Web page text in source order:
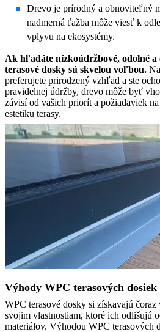
Drevo je prírodný a obnoviteľný
nadmerná ťažba môže viesť k
vplyvu na ekosystémy.
Ak hľadáte nízkoúdržbové, odolné a
terasové dosky sú skvelou voľbou.
preferujete prirodzený vzhľad a ste
pravidelnej údržby, drevo môže byť
závisí od vašich priorít a požiadaviek
estetiku terasy.
Výhody WPC terasových dosiek
WPC terasové dosky si získavajú
svojim vlastnostiam, ktoré ich odlišujú
materiálov. Výhodou WPC terasových